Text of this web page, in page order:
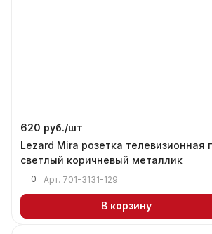
620 руб./шт
Lezard Mira розетка телевизионная
светлый коричневый металлик
0 Арт. 701-3131-129
В корзину